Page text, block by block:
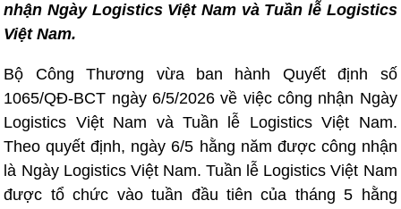
nhận Ngày Logistics Việt Nam và Tuần lễ Logistics
Việt Nam.
Bộ Công Thương vừa ban hành Quyết định số
1065/QĐ-BCT ngày 6/5/2026 về việc công nhận Ngày
Logistics Việt Nam và Tuần lễ Logistics Việt Nam.
Theo quyết định, ngày 6/5 hằng năm được công nhận
là Ngày Logistics Việt Nam. Tuần lễ Logistics Việt Nam
được tổ chức vào tuần đầu tiên của tháng 5 hằng